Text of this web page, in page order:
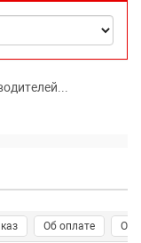
Об оплате О